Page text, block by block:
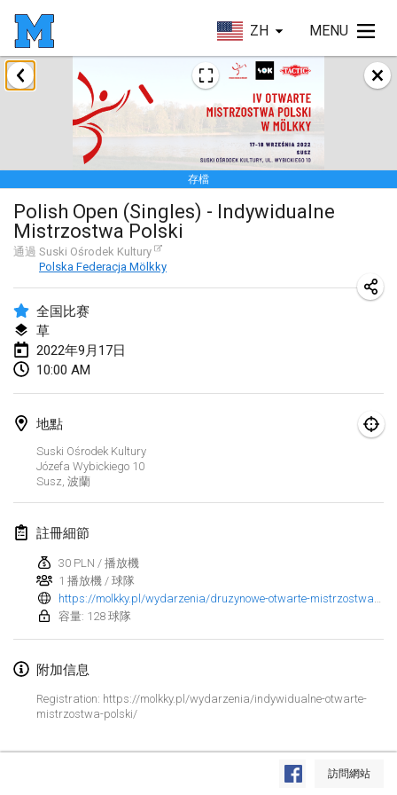
ZH MENU
显示列表
存檔
Polish Open (Singles) - Indywidualne
Mistrzostwa Polski
通過 Suski Ośrodek Kultury
Polska Federacja Mölkky
全国比赛
草
2022年9月17日
10:00 AM
地點
Suski Ośrodek Kultury
Józefa Wybickiego 10
Susz 波蘭
註冊細節
30 PLN / 播放機
1 播放機 / 球隊
容量: 128 球隊
附加信息
Registration: https://molkky.pl/wydarzenia/indywidualne-otwarte-
mistrzostwa-polski/
訪問網站
2022年1月
Tournoi Mixte ASPTTOM
2022年1月22日
KKS Halli Duppeli
2022年1月22日|芬蘭
Mölkky Tournament - Doubles
2022年1月22日|日本
Suomelan Mölkky-open
The Mölkky Tournament 2nd
2022年1月23日|日本
2022年2月
MS v MÖLKPARKURU
2022年2月4日|捷克共和國
取消
2022年2月5日|
Kohti Kisoja
2022年2月12日|芬蘭
Yamagata Tournament
2022年2月13日|日本